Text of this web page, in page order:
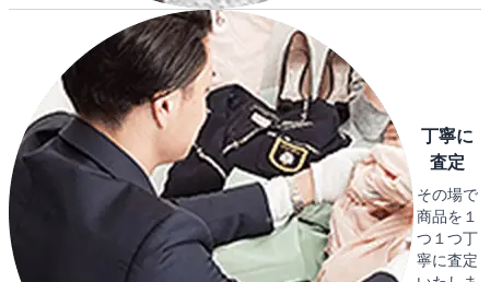
丁寧に
査定
その場で
商品を１
つ１つ丁
寧に査定